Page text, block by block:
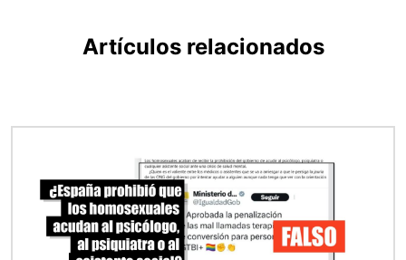
Artículos relacionados